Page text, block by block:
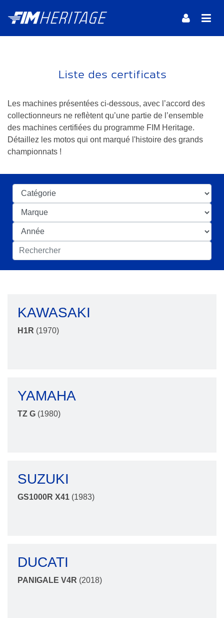
Liste des certificats
Les machines présentées ci-dessous, avec l’accord des
collectionneurs ne reflètent qu’une partie de l’ensemble
des machines certifiées du programme FIM Heritage.
Détaillez les motos qui ont marqué l'histoire des grands
championnats !
KAWASAKI
H1R (1970)
YAMAHA
TZ G (1980)
SUZUKI
GS1000R X41 (1983)
DUCATI
PANIGALE V4R (2018)